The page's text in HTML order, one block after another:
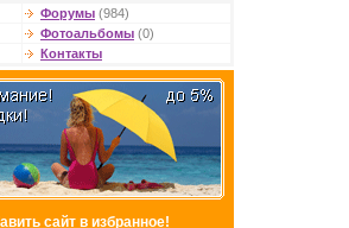
Форумы (984)
Фотоальбомы (0)
Контакты
сайт в избранное!